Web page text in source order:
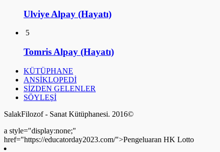
Ulviye Alpay (Hayatı)
5
Tomris Alpay (Hayatı)
KÜTÜPHANE
ANSİKLOPEDİ
SİZDEN GELENLER
SÖYLEŞİ
SalakFilozof - Sanat Kütüphanesi. 2016©
a style="display:none;"
href="https://educatorday2023.com/">Pengeluaran HK Lotto